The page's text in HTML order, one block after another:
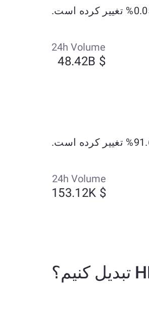
24h Volume
$ 48.42B
24h Volume
$ 153.12K